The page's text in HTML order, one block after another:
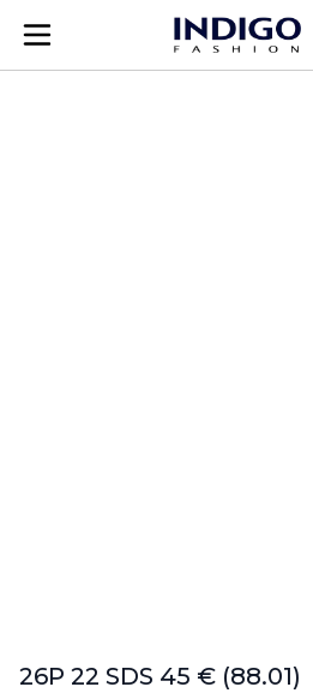
Прескачане към съдържанието
26P 22 SDS 45 € (88.01)